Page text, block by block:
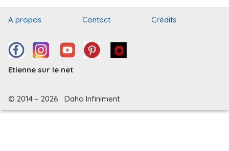
A propos Contact Crédits
Etienne sur le net
© 2014 – 2026 Daho Infiniment